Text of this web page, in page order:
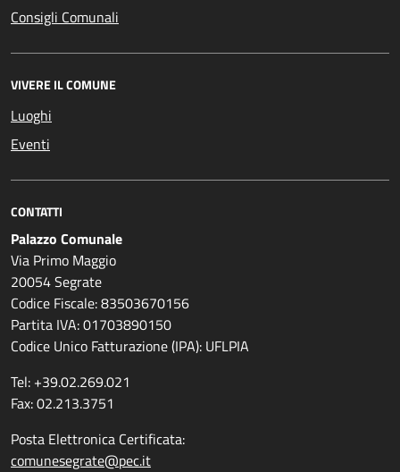
Consigli Comunali
VIVERE IL COMUNE
Luoghi
Eventi
CONTATTI
Palazzo Comunale
Via Primo Maggio
20054 Segrate
Codice Fiscale: 83503670156
Partita IVA: 01703890150
Codice Unico Fatturazione (IPA): UFLPIA
Tel: +39.02.269.021
Fax: 02.213.3751
Posta Elettronica Certificata:
comunesegrate@pec.it